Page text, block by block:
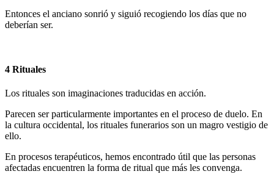
Entonces el anciano sonrió y siguió recogiendo los días que no
deberían ser.
4 Rituales
Los rituales son imaginaciones traducidas en acción.
Parecen ser particularmente importantes en el proceso de duelo. En
la cultura occidental, los rituales funerarios son un magro vestigio de
ello.
En procesos terapéuticos, hemos encontrado útil que las personas
afectadas encuentren la forma de ritual que más les convenga.